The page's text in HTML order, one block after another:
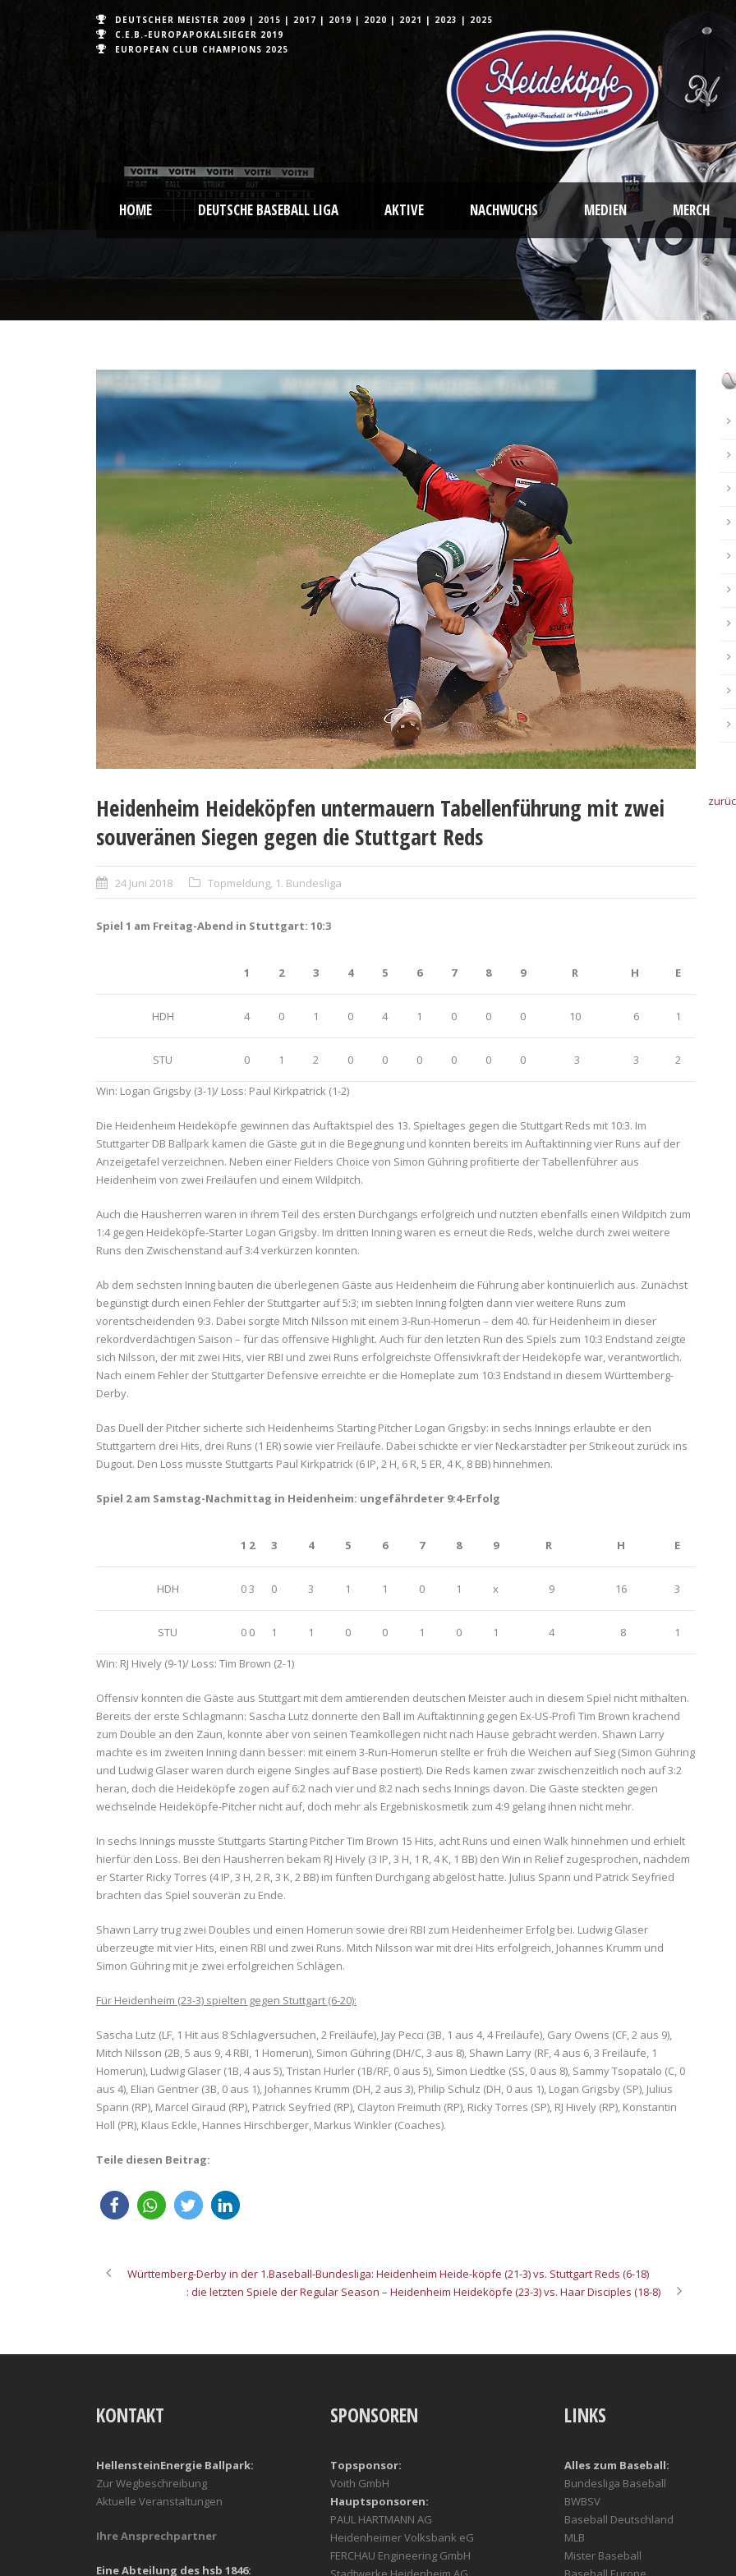
DEUTSCHER MEISTER 2009 | 2015 | 2017 | 2019 | 2020 | 2021 | 2023 | 2025
C.E.B.-EUROPAPOKALSIEGER 2019
EUROPEAN CLUB CHAMPIONS 2025
HOME DEUTSCHE BASEBALL LIGA AKTIVE NACHWUCHS MEDIEN MERCH
Heidenheim Heideköpfen untermauern Tabellenführung mit zwei
souveränen Siegen gegen die Stuttgart Reds
24 Juni 2018 Topmeldung, 1. Bundesliga
Spiel 1 am Freitag-Abend in Stuttgart: 10:3
1 2 3 4 5 6 7 8 9 R H E
HDH 4 0 1 0 4 1 0 0 0 10 6 1
STU 0 1 2 0 0 0 0 0 0 3 3 2
Win: Logan Grigsby (3-1)/ Loss: Paul Kirkpatrick (1-2)
Die Heidenheim Heideköpfe gewinnen das Auftaktspiel des 13. Spieltages gegen die Stuttgart Reds mit 10:3. Im
Stuttgarter DB Ballpark kamen die Gäste gut in die Begegnung und konnten bereits im Auftaktinning vier Runs auf der
Anzeigetafel verzeichnen. Neben einer Fielders Choice von Simon Gühring profitierte der Tabellenführer aus
Heidenheim von zwei Freiläufen und einem Wildpitch.
Auch die Hausherren waren in ihrem Teil des ersten Durchgangs erfolgreich und nutzten ebenfalls einen Wildpitch zum
1:4 gegen Heideköpfe-Starter Logan Grigsby. Im dritten Inning waren es erneut die Reds, welche durch zwei weitere
Runs den Zwischenstand auf 3:4 verkürzen konnten.
Ab dem sechsten Inning bauten die überlegenen Gäste aus Heidenheim die Führung aber kontinuierlich aus. Zunächst
begünstigt durch einen Fehler der Stuttgarter auf 5:3; im siebten Inning folgten dann vier weitere Runs zum
vorentscheidenden 9:3. Dabei sorgte Mitch Nilsson mit einem 3-Run-Homerun – dem 40. für Heidenheim in dieser
rekordverdächtigen Saison – für das offensive Highlight. Auch für den letzten Run des Spiels zum 10:3 Endstand zeigte
sich Nilsson, der mit zwei Hits, vier RBI und zwei Runs erfolgreichste Offensivkraft der Heideköpfe war, verantwortlich.
Nach einem Fehler der Stuttgarter Defensive erreichte er die Homeplate zum 10:3 Endstand in diesem Württemberg-
Derby.
Das Duell der Pitcher sicherte sich Heidenheims Starting Pitcher Logan Grigsby: in sechs Innings erlaubte er den
Stuttgartern drei Hits, drei Runs (1 ER) sowie vier Freiläufe. Dabei schickte er vier Neckarstädter per Strikeout zurück ins
Dugout. Den Loss musste Stuttgarts Paul Kirkpatrick (6 IP, 2 H, 6 R, 5 ER, 4 K, 8 BB) hinnehmen.
Spiel 2 am Samstag-Nachmittag in Heidenheim: ungefährdeter 9:4-Erfolg
1 2 3 4 5 6 7 8 9 R H E
HDH 03 0 3 1 1 0 1 x 9 16 3
STU 0 0 1 1 0 0 1 0 1 4 8 1
Win: RJ Hively (9-1)/ Loss: Tim Brown (2-1)
Offensiv konnten die Gäste aus Stuttgart mit dem amtierenden deutschen Meister auch in diesem Spiel nicht mithalten.
Bereits der erste Schlagmann: Sascha Lutz donnerte den Ball im Auftaktinning gegen Ex-US-Profi Tim Brown krachend
zum Double an den Zaun, konnte aber von seinen Teamkollegen nicht nach Hause gebracht werden. Shawn Larry
machte es im zweiten Inning dann besser: mit einem 3-Run-Homerun stellte er früh die Weichen auf Sieg (Simon Gühring
und Ludwig Glaser waren durch eigene Singles auf Base postiert). Die Reds kamen zwar zwischenzeitlich noch auf 3:2
heran, doch die Heideköpfe zogen auf 6:2 nach vier und 8:2 nach sechs Innings davon. Die Gäste steckten gegen
wechselnde Heideköpfe-Pitcher nicht auf, doch mehr als Ergebniskosmetik zum 4:9 gelang ihnen nicht mehr.
In sechs Innings musste Stuttgarts Starting Pitcher Tim Brown 15 Hits, acht Runs und einen Walk hinnehmen und erhielt
hierfür den Loss. Bei den Hausherren bekam RJ Hively (3 IP, 3 H, 1 R, 4 K, 1 BB) den Win in Relief zugesprochen, nachdem
er Starter Ricky Torres (4 IP, 3 H, 2 R, 3 K, 2 BB) im fünften Durchgang abgelöst hatte. Julius Spann und Patrick Seyfried
brachten das Spiel souverän zu Ende.
Shawn Larry trug zwei Doubles und einen Homerun sowie drei RBI zum Heidenheimer Erfolg bei. Ludwig Glaser
überzeugte mit vier Hits, einen RBI und zwei Runs. Mitch Nilsson war mit drei Hits erfolgreich, Johannes Krumm und
Simon Gühring mit je zwei erfolgreichen Schlägen.
Für Heidenheim (23-3) spielten gegen Stuttgart (6-20):
Sascha Lutz (LF, 1 Hit aus 8 Schlagversuchen, 2 Freiläufe), Jay Pecci (3B, 1 aus 4, 4 Freiläufe), Gary Owens (CF, 2 aus 9),
Mitch Nilsson (2B, 5 aus 9, 4 RBI, 1 Homerun), Simon Gühring (DH/C, 3 aus 8), Shawn Larry (RF, 4 aus 6, 3 Freiläufe, 1
Homerun), Ludwig Glaser (1B, 4 aus 5), Tristan Hurler (1B/RF, 0 aus 5), Simon Liedtke (SS, 0 aus 8), Sammy Tsopatalo (C, 0
aus 4), Elian Gentner (3B, 0 aus 1), Johannes Krumm (DH, 2 aus 3), Philip Schulz (DH, 0 aus 1), Logan Grigsby (SP), Julius
Spann (RP), Marcel Giraud (RP), Patrick Seyfried (RP), Clayton Freimuth (RP), Ricky Torres (SP), RJ Hively (RP), Konstantin
Holl (PR), Klaus Eckle, Hannes Hirschberger, Markus Winkler (Coaches).
Teile diesen Beitrag:
Württemberg-Derby in der 1.Baseball-Bundesliga: Heidenheim Heide-köpfe (21-3) vs. Stuttgart Reds (6-18)
: die letzten Spiele der Regular Season – Heidenheim Heideköpfe (23-3) vs. Haar Disciples (18-8)
KONTAKT
HellensteinEnergie Ballpark:
Zur Wegbeschreibung
Aktuelle Veranstaltungen
Ihre Ansprechpartner
Eine Abteilung des hsb 1846:
SPONSOREN
Topsponsor:
Voith GmbH
Hauptsponsoren:
PAUL HARTMANN AG
Heidenheimer Volksbank eG
FERCHAU Engineering GmbH
LINKS
Alles zum Baseball:
Bundesliga Baseball
BWBSV
Baseball Deutschland
MLB
Mister Baseball